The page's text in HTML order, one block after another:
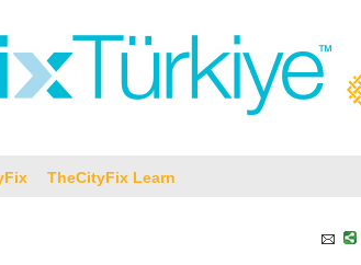
TheCityFix Learn